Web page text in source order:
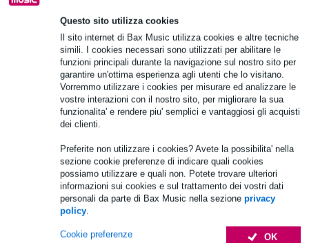
Questo sito utilizza cookies
Il sito internet di Bax Music utilizza cookies e altre tecniche
simili. I cookies necessari sono utilizzati per abilitare le
funzioni principali durante la navigazione sul nostro sito per
garantire un'ottima esperienza agli utenti che lo visitano.
Vorremmo utilizzare i cookies per misurare ed analizzare le
vostre interazioni con il nostro sito, per migliorare la sua
funzionalita' e rendere piu' semplici e vantaggiosi gli acquisti
dei clienti.
Preferite non utilizzare i cookies? Avete la possibilita' nella
sezione cookie preferenze di indicare quali cookies
possiamo utilizzare e quali non. Potete trovare ulteriori
informazioni sui cookies e sul trattamento dei vostri dati
personali da parte di Bax Music nella sezione privacy
policy.
OK
Cookie preferenze
Specifiche complete
Vedi anche (4)
Vedi anche (1)